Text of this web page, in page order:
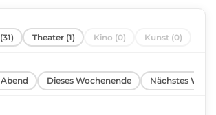
Theater (1) Kino (0) Kunst (0)
Dieses Wochenende Nächstes